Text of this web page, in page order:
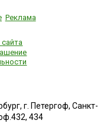
Реклама
г. Петергоф, Санкт-
434